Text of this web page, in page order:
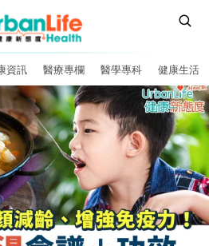
資訊 醫療專欄 醫學專科 健康生活